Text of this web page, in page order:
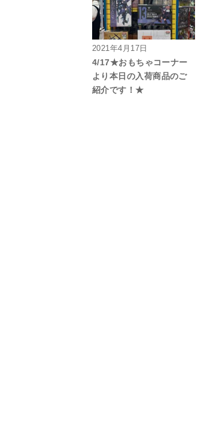
2021年4月17日
4/17★おもちゃコーナー
より本日の入荷商品のご
紹介です！★